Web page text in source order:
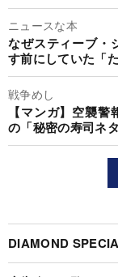
ニュースな本
なぜスティーブ・
す前にしていた「
戦争めし
【マンガ】空襲
の「秘密の寿司ネ
DIAMOND